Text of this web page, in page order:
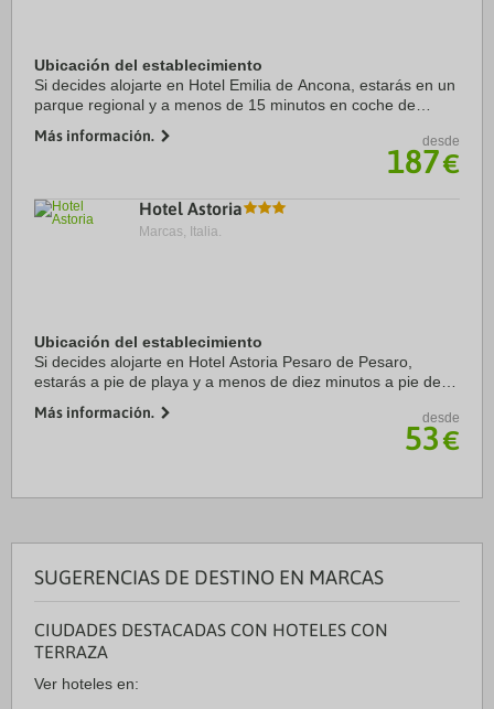
Ubicación del establecimiento
Si decides alojarte en Hotel Emilia de Ancona, estarás en un
parque regional y a menos de 15 minutos en coche de
Además, este hotel con spa se encuentra a ...
Más información. desde
187€
Hotel Astoria
Marcas, Italia.
Ubicación del establecimiento
Si decides alojarte en Hotel Astoria Pesaro de Pesaro,
estarás a pie de playa y a menos de diez minutos a pie de
playa se encuentra a 26 km de ...
Más información. desde
53€
SUGERENCIAS DE DESTINO EN MARCAS
CIUDADES DESTACADAS CON HOTELES CON
TERRAZA
Ver hoteles en: